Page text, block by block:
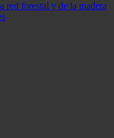
red forestal y de la madera